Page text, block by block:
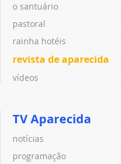
o santuário
pastoral
rainha hotéis
revista de aparecida
vídeos
TV Aparecida
notícias
programação